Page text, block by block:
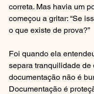
correta. Mas havia um
começou a gritar: “Se
o que existe de prova?”
Foi quando ela
separa tranquilidade de
documentação não é
Documentação é